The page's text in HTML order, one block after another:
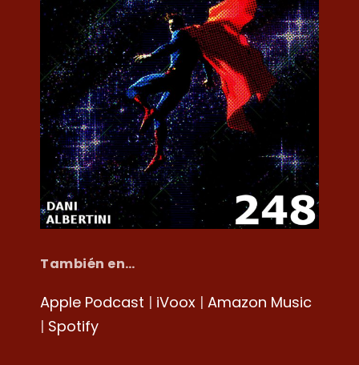
También en…
Apple Podcast | iVoox | Amazon Music
| Spotify